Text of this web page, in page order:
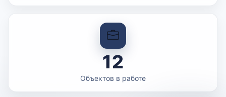
12
Объектов в работе